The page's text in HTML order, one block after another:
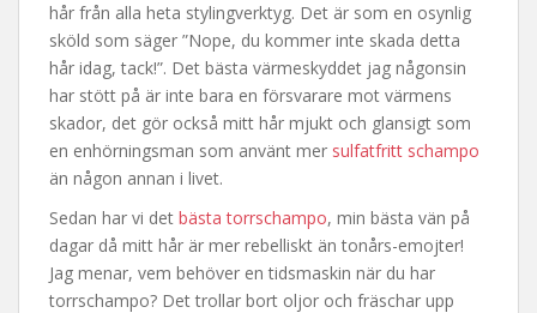
hår från alla heta stylingverktyg. Det är som en osynlig
sköld som säger ”Nope, du kommer inte skada detta
hår idag, tack!”. Det bästa värmeskyddet jag någonsin
har stött på är inte bara en försvarare mot värmens
skador, det gör också mitt hår mjukt och glansigt som
en enhörningsman som använt mer sulfatfritt schampo
än någon annan i livet.
Sedan har vi det bästa torrschampo, min bästa vän på
dagar då mitt hår är mer rebelliskt än tonårs-emojter!
Jag menar, vem behöver en tidsmaskin när du har
torrschampo? Det trollar bort oljor och fräschar upp